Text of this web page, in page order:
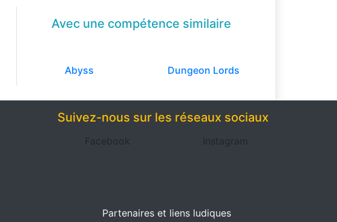
Avec une compétence similaire
Abyss Dungeon Lords
Suivez-nous sur les réseaux sociaux
Facebook Instagram
Partenaires et liens ludiques